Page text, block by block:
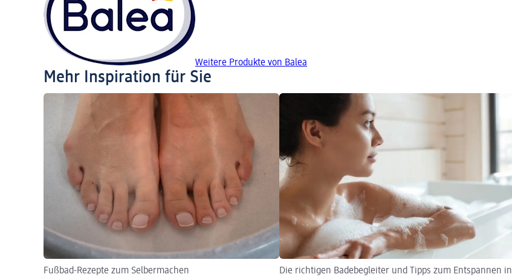
Weitere Produkte von Balea
Mehr Inspiration für Sie
Fußbad-Rezepte zum Selbermachen Die richtigen Badebegleiter und Tipps zum Entspannen in